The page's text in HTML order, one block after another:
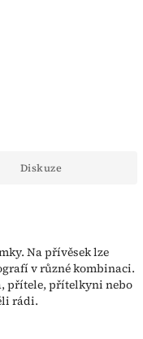
Diskuze
Na přívěsek lze
v různé kombinaci.
přítele, přítelkyni nebo
rádi.